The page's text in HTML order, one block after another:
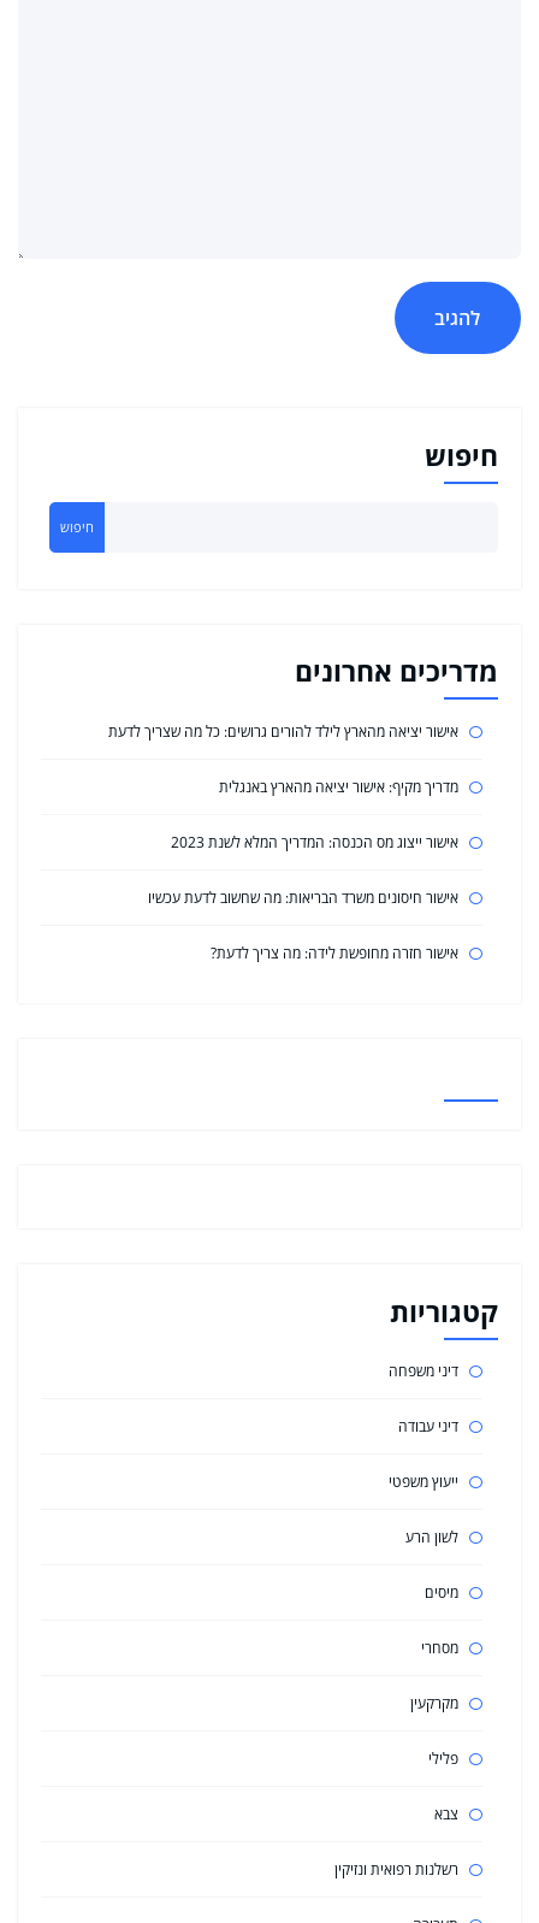
חיפוש
חיפוש
מדריכים אחרונים
אישור יציאה מהארץ לילד להורים גרושים: כל מה שצריך לדעת
מדריך מקיף: אישור יציאה מהארץ באנגלית
אישור ייצוג מס הכנסה: המדריך המלא לשנת 2023
אישור חיסונים משרד הבריאות: מה שחשוב לדעת עכשיו
אישור חזרה מחופשת לידה: מה צריך לדעת?
קטגוריות
דיני משפחה
דיני עבודה
ייעוץ משפטי
לשון הרע
מיסים
מסחרי
מקרקעין
פלילי
צבא
רשלנות רפואית ונזיקין